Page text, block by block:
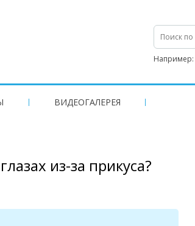
Например:
ВИДЕОГАЛЕРЕЯ
из-за прикуса?